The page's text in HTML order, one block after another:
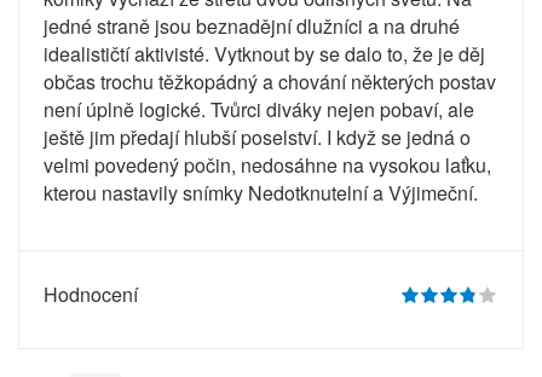
jedné straně jsou beznadějní dlužníci a na druhé
idealističtí aktivisté. Vytknout by se dalo to, že je děj
občas trochu těžkopádný a chování některých postav
není úplně logické. Tvůrci diváky nejen pobaví, ale
ještě jim předají hlubší poselství. I když se jedná o
velmi povedený počin, nedosáhne na vysokou laťku,
kterou nastavily snímky Nedotknutelní a Výjimeční.
Hodnocení